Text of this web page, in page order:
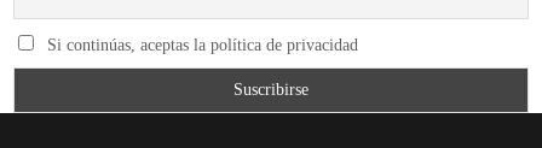
Si continúas, aceptas la política de privacidad